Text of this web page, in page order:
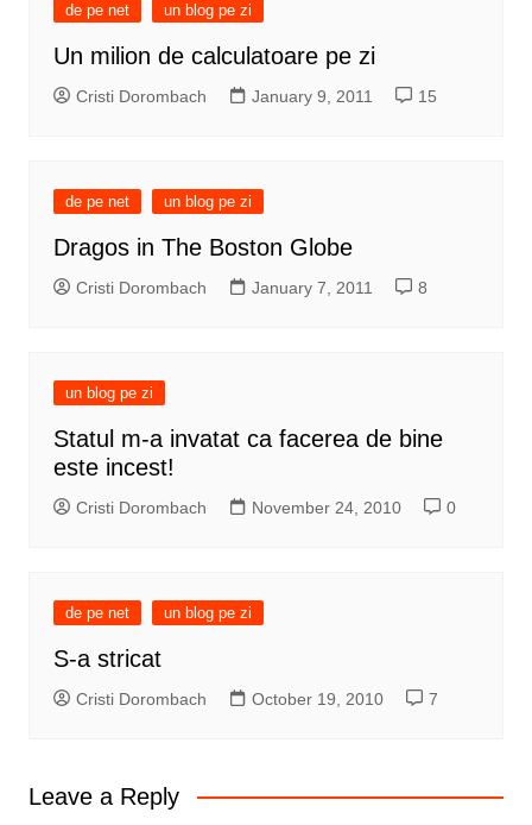
de pe net un blog pe zi
Un milion de calculatoare pe zi
Cristi Dorombach January 9, 2011 15
de pe net un blog pe zi
Dragos in The Boston Globe
Cristi Dorombach January 7, 2011 8
un blog pe zi
Statul m-a invatat ca facerea de bine
este incest!
Cristi Dorombach November 24, 2010 0
de pe net un blog pe zi
S-a stricat
Cristi Dorombach October 19, 2010 7
Leave a Reply